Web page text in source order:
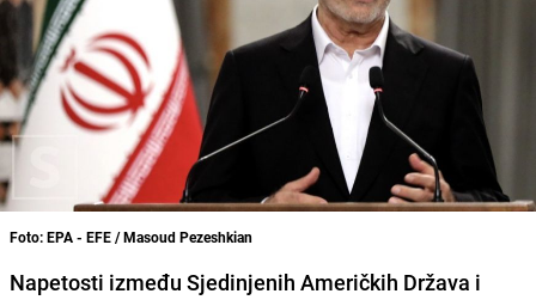
Foto: EPA - EFE / Masoud Pezeshkian
Napetosti između Sjedinjenih Američkih Država i